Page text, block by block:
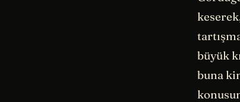
büyük
buna